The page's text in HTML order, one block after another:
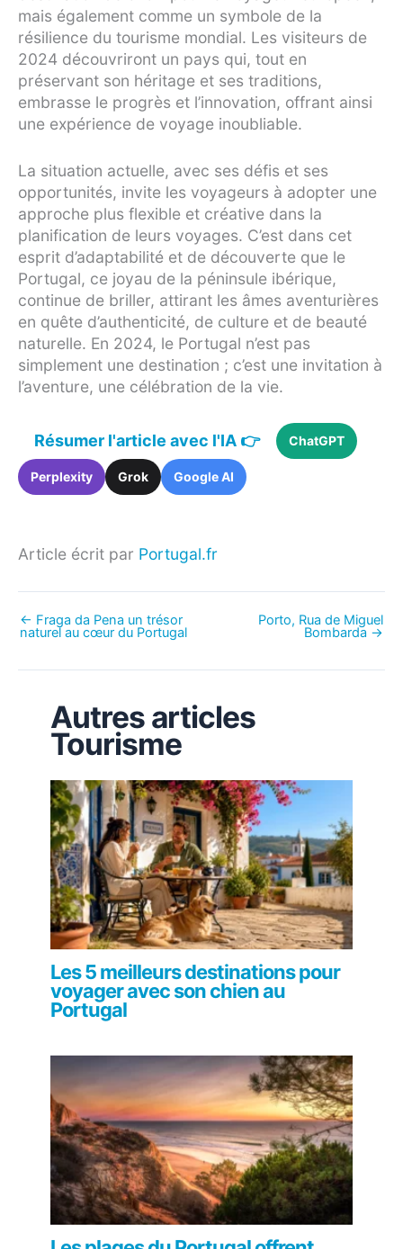
mais également comme un symbole de la
résilience du tourisme mondial. Les visiteurs de
2024 découvriront un pays qui, tout en
préservant son héritage et ses traditions,
embrasse le progrès et l’innovation, offrant ainsi
une expérience de voyage inoubliable.
La situation actuelle, avec ses défis et ses
opportunités, invite les voyageurs à adopter une
approche plus flexible et créative dans la
planification de leurs voyages. C’est dans cet
esprit d’adaptabilité et de découverte que le
Portugal, ce joyau de la péninsule ibérique,
continue de briller, attirant les âmes aventurières
en quête d’authenticité, de culture et de beauté
naturelle. En 2024, le Portugal n’est pas
simplement une destination ; c’est une invitation à
l’aventure, une célébration de la vie.
Résumer l'article avec l'IA 👉 ChatGPT
Perplexity Grok Google AI
Article écrit par Portugal.fr
← Fraga da Pena un trésor
naturel au cœur du Portugal
Porto, Rua de Miguel
Bombarda →
Autres articles
Tourisme
Les 5 meilleurs destinations pour
voyager avec son chien au
Portugal